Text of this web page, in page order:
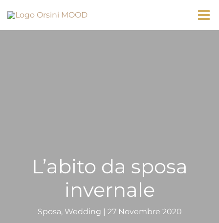
contenuto
L’abito da sposa
invernale
Sposa, Wedding 27 Novembre 2020